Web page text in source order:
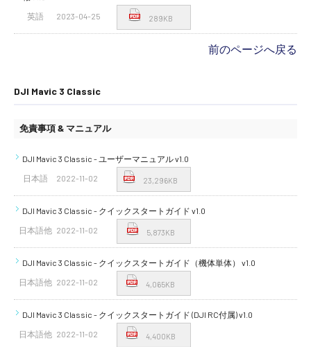
SEKIDO
コーポレートサイト
英語
2023-04-25 289KB
前のページへ戻る
DJI Mavic 3 Classic
免責事項 & マニュアル
DJI Mavic 3 Classic - ユーザーマニュアル v1.0
日本語
2022-11-02 23,296KB
DJI Mavic 3 Classic - クイックスタートガイド v1.0
日本語他 2022-11-02 5,873KB
DJI Mavic 3 Classic - クイックスタートガイド（機体単体） v1.0
日本語他 2022-11-02 4,065KB
DJI Mavic 3 Classic - クイックスタートガイド (DJI RC付属) v1.0
日本語他 2022-11-02 4,400KB